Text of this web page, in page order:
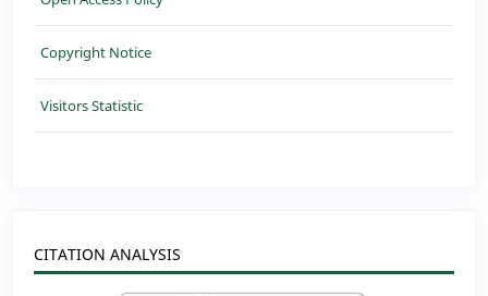
Copyright Notice
Visitors Statistic
CITATION ANALYSIS